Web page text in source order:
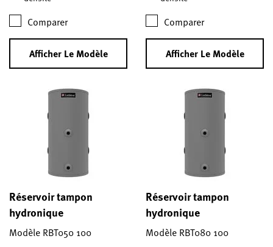
Comparer
Afficher Le Modèle
Comparer
Afficher Le Modèle
Réservoir tampon
hydronique
Modèle RBT050 100
Réservoir tampon
hydronique
Modèle RBT080 100